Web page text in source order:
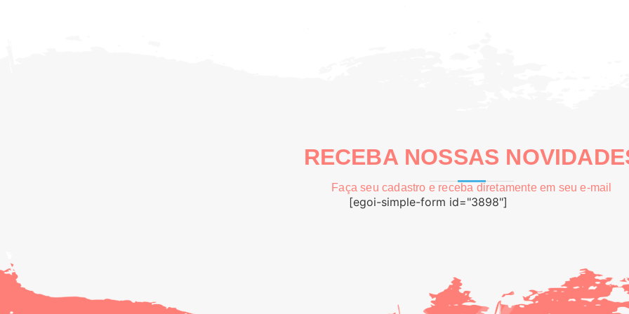
RECEBA NOSSAS
Faça seu cadastro e receba diretamente em seu e-mail
[egoi-simple-form id="3898"]